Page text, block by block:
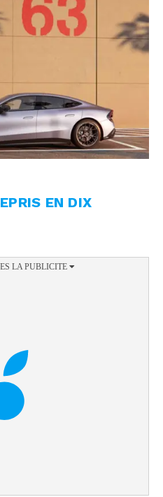
EN DIX